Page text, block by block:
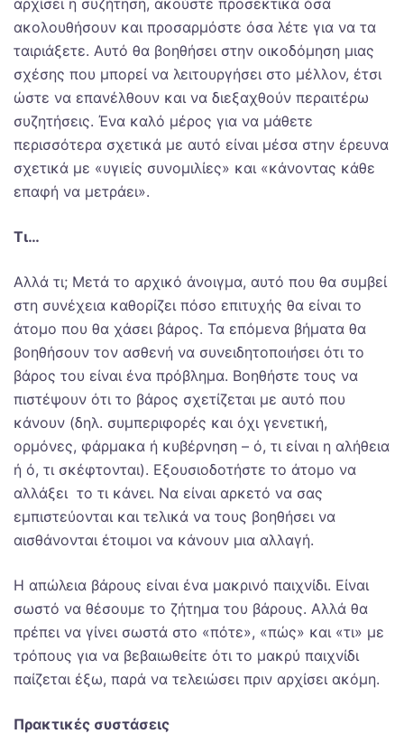
αρχίσει η συζήτηση, ακούστε προσεκτικά όσα
ακολουθήσουν και προσαρμόστε όσα λέτε για να τα
ταιριάξετε. Αυτό θα βοηθήσει στην οικοδόμηση μιας
σχέσης που μπορεί να λειτουργήσει στο μέλλον, έτσι
ώστε να επανέλθουν και να διεξαχθούν περαιτέρω
συζητήσεις. Ένα καλό μέρος για να μάθετε
περισσότερα σχετικά με αυτό είναι μέσα στην έρευνα
σχετικά με «υγιείς συνομιλίες» και «κάνοντας κάθε
επαφή να μετράει».
Τι…
Αλλά τι; Μετά το αρχικό άνοιγμα, αυτό που θα συμβεί
στη συνέχεια καθορίζει πόσο επιτυχής θα είναι το
άτομο που θα χάσει βάρος. Τα επόμενα βήματα θα
βοηθήσουν τον ασθενή να συνειδητοποιήσει ότι το
βάρος του είναι ένα πρόβλημα. Βοηθήστε τους να
πιστέψουν ότι το βάρος σχετίζεται με αυτό που
κάνουν (δηλ. συμπεριφορές και όχι γενετική,
ορμόνες, φάρμακα ή κυβέρνηση – ό, τι είναι η αλήθεια
ή ό, τι σκέφτονται). Εξουσιοδοτήστε το άτομο να
αλλάξει το τι κάνει. Να είναι αρκετό να σας
εμπιστεύονται και τελικά να τους βοηθήσει να
αισθάνονται έτοιμοι να κάνουν μια αλλαγή.
Η απώλεια βάρους είναι ένα μακρινό παιχνίδι. Είναι
σωστό να θέσουμε το ζήτημα του βάρους. Αλλά θα
πρέπει να γίνει σωστά στο «πότε», «πώς» και «τι» με
τρόπους για να βεβαιωθείτε ότι το μακρύ παιχνίδι
παίζεται έξω, παρά να τελειώσει πριν αρχίσει ακόμη.
Πρακτικές συστάσεις